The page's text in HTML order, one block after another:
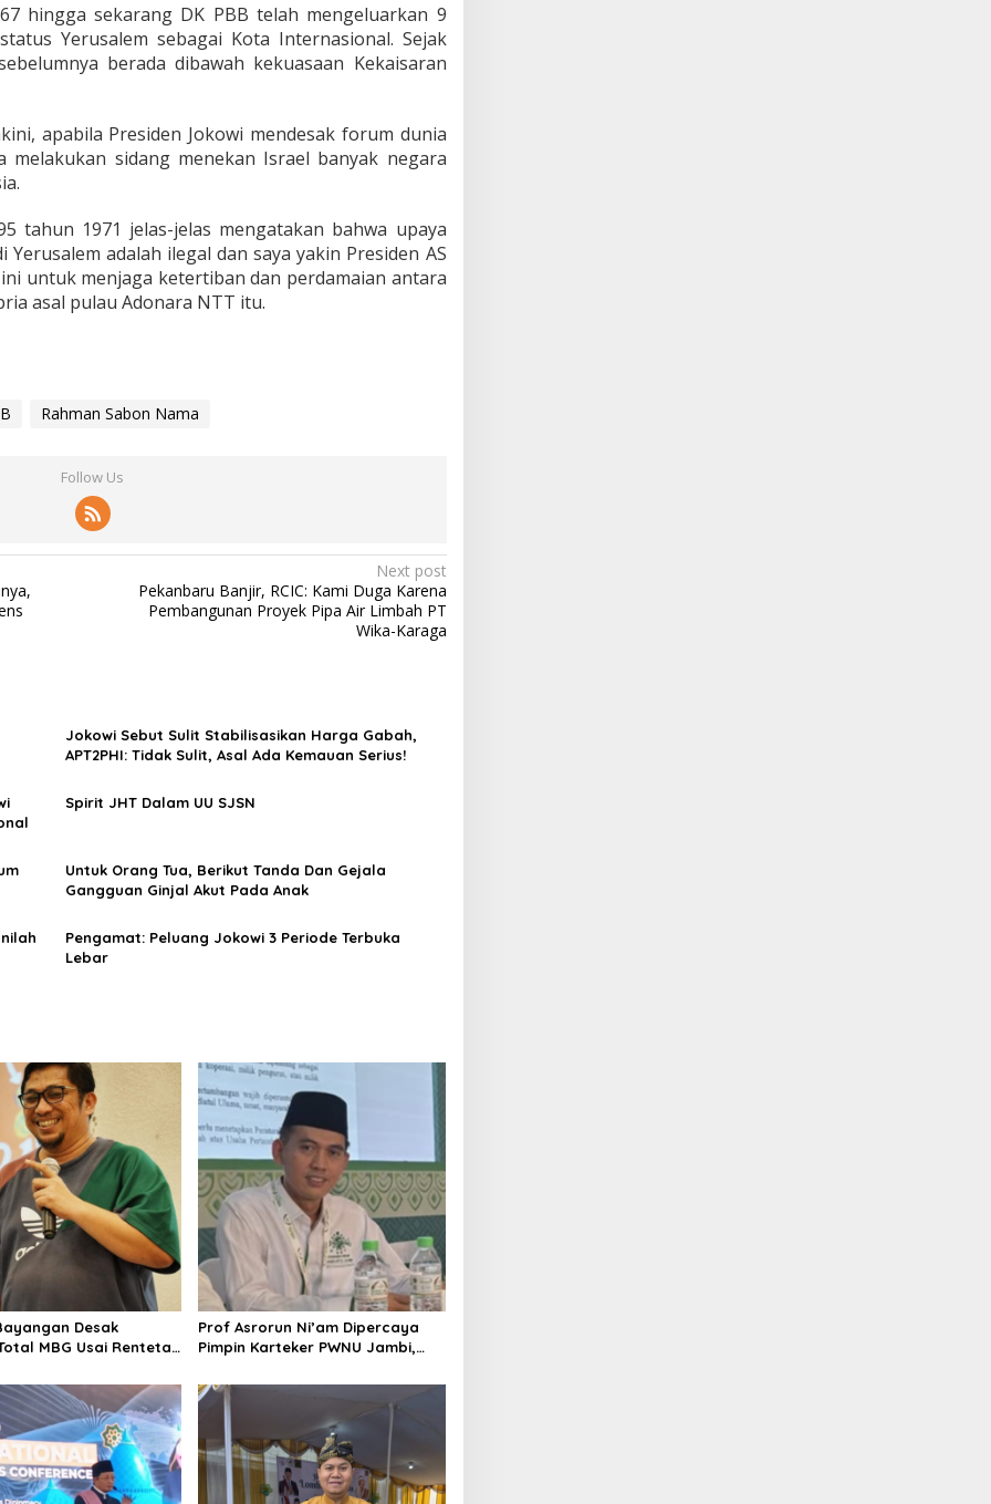
hingga sekarang DK PBB telah mengeluarkan 9
Yerusalem sebagai Kota Internasional. Sejak
berada dibawah kekuasaan Kekaisaran
apabila Presiden Jokowi mendesak forum dunia
melakukan sidang menekan Israel banyak negara
tahun 1971 jelas-jelas mengatakan bahwa upaya
adalah ilegal dan saya yakin Presiden AS
untuk menjaga ketertiban dan perdamaian antara
asal pulau Adonara NTT itu.
Rahman Sabon Nama
Follow Us
Next post
Pekanbaru Banjir, RCIC: Kami Duga Karena
Pembangunan Proyek Pipa Air Limbah PT
Wika-Karaga
Jokowi Sebut Sulit Stabilisasikan Harga Gabah,
APT2PHI: Tidak Sulit, Asal Ada Kemauan Serius!
Spirit JHT Dalam UU SJSN
Untuk Orang Tua, Berikut Tanda Dan Gejala
Gangguan Ginjal Akut Pada Anak
Pengamat: Peluang Jokowi 3 Periode Terbuka
Lebar
Desak
MBG Usai Rentetan
Prof Asrorun Ni’am Dipercaya
Pimpin Karteker PWNU Jambi,
Kepemimpinan NU